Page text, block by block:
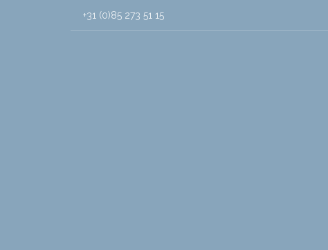
+31 (0)85 273 51 15